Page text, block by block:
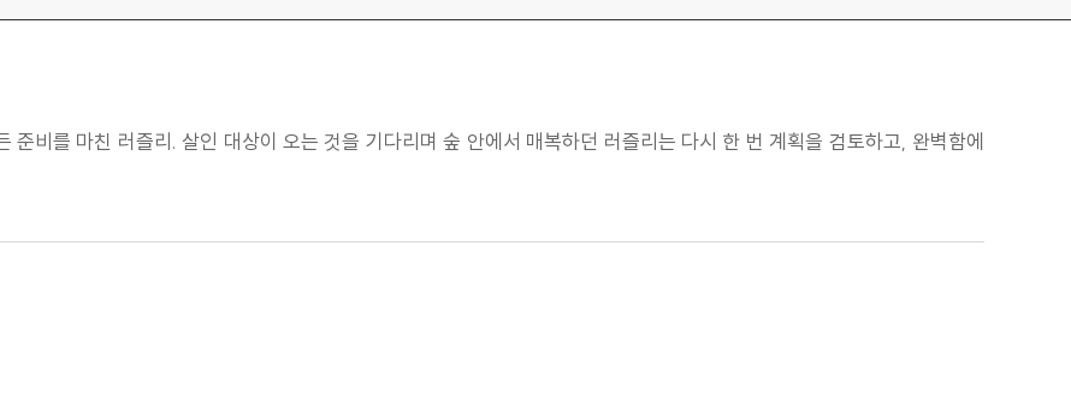
준비를 마친 러즐리. 살인 대상이 오는 것을 기다리며 숲 안에서 매복하던 러즐리는 다시 한 번 계획을 검토하고, 완벽함에